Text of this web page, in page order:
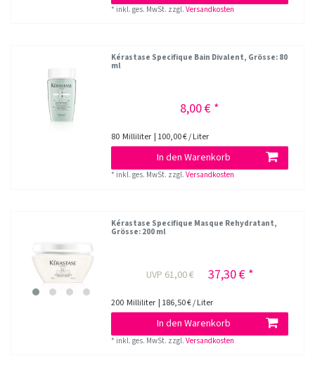
* inkl. ges. MwSt. zzgl.Versandkosten
Kérastase Specifique Bain Divalent, Grösse: 80
ml
8,00 € *
80 Milliliter | 100,00 € / Liter
In den Warenkorb
* inkl. ges. MwSt. zzgl.Versandkosten
Kérastase Specifique Masque Rehydratant,
Grösse: 200 ml
UVP 61,00 € 37,30 € *
200 Milliliter | 186,50 € / Liter
In den Warenkorb
* inkl. ges. MwSt. zzgl.Versandkosten